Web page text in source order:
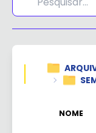
NOME